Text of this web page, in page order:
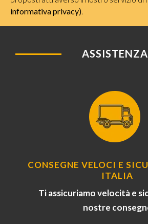
informativa privacy).
ASSISTENZA
CONSEGNE VELOCI E
ITALIA
Ti assicuriamo velocità e
nostre